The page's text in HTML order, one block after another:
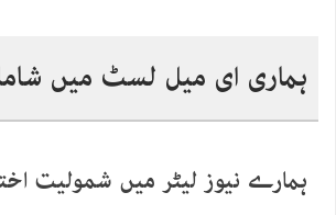
ہماری ای میل لسٹ میں
ہمارے نیوز لیٹر میں شمولیت